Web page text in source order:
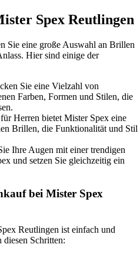
Spex Reutlingen
Sie eine große Auswahl an Brillen
Hier sind einige der
Sie eine Vielzahl von
Farben, Formen und Stilen, die
Herren bietet Mister Spex eine
Brillen, die Funktionalität und Stil
Ihre Augen mit einer trendigen
und setzen Sie gleichzeitig ein
bei Mister Spex
Reutlingen ist einfach und
Schritten: